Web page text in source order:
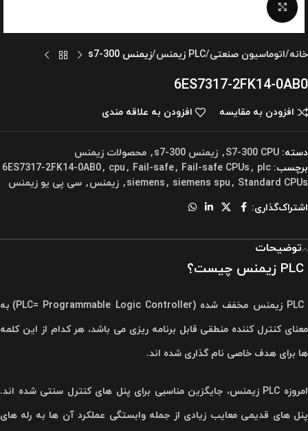
برای بزرگنمایی کلیک کنید
خانه اتوماسیون صنعتی PLC زیمنس زیمنس s7-300
6ES7317-2FK14-0AB0
افزودن به مقایسه افزودن به علاقه مندی
دسته: S7-300 CPU
, زیمنس s7-300 , محصولات زیمنس
برچسب:
6ES7317-2FK14-0AB0, cpu, Fail-safe, Fail-safe CPUs, plc
siemens, siemens spu, Standard CPUs
, زیمنس, سی پی یو زیمنس
اشتراک‌گذاری:
توضیحات
PLC زیمنس مخفف شده (PLC= Programmable Logic Controller) به
معنای کنترل کننده منطقی قابل برنامه ریزی می باشد، هر کدام از این کلمه
ها برای هدف خاصی نام گذاری شده اند.
امروزه PLC زیمنس، جایگزین مناسبی برای پنل های کنترل سنتی شده اند.
پنل های قدیمی معایب زیادی از جمله وابستگی عملکرد آن ها به رله های